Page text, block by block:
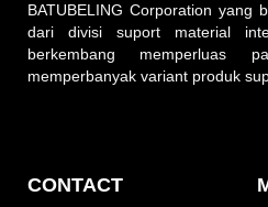
BATUBELING Corporation yang
dari divisi suport material
berkembang memperluas
memperbanyak variant produk
CONTACT